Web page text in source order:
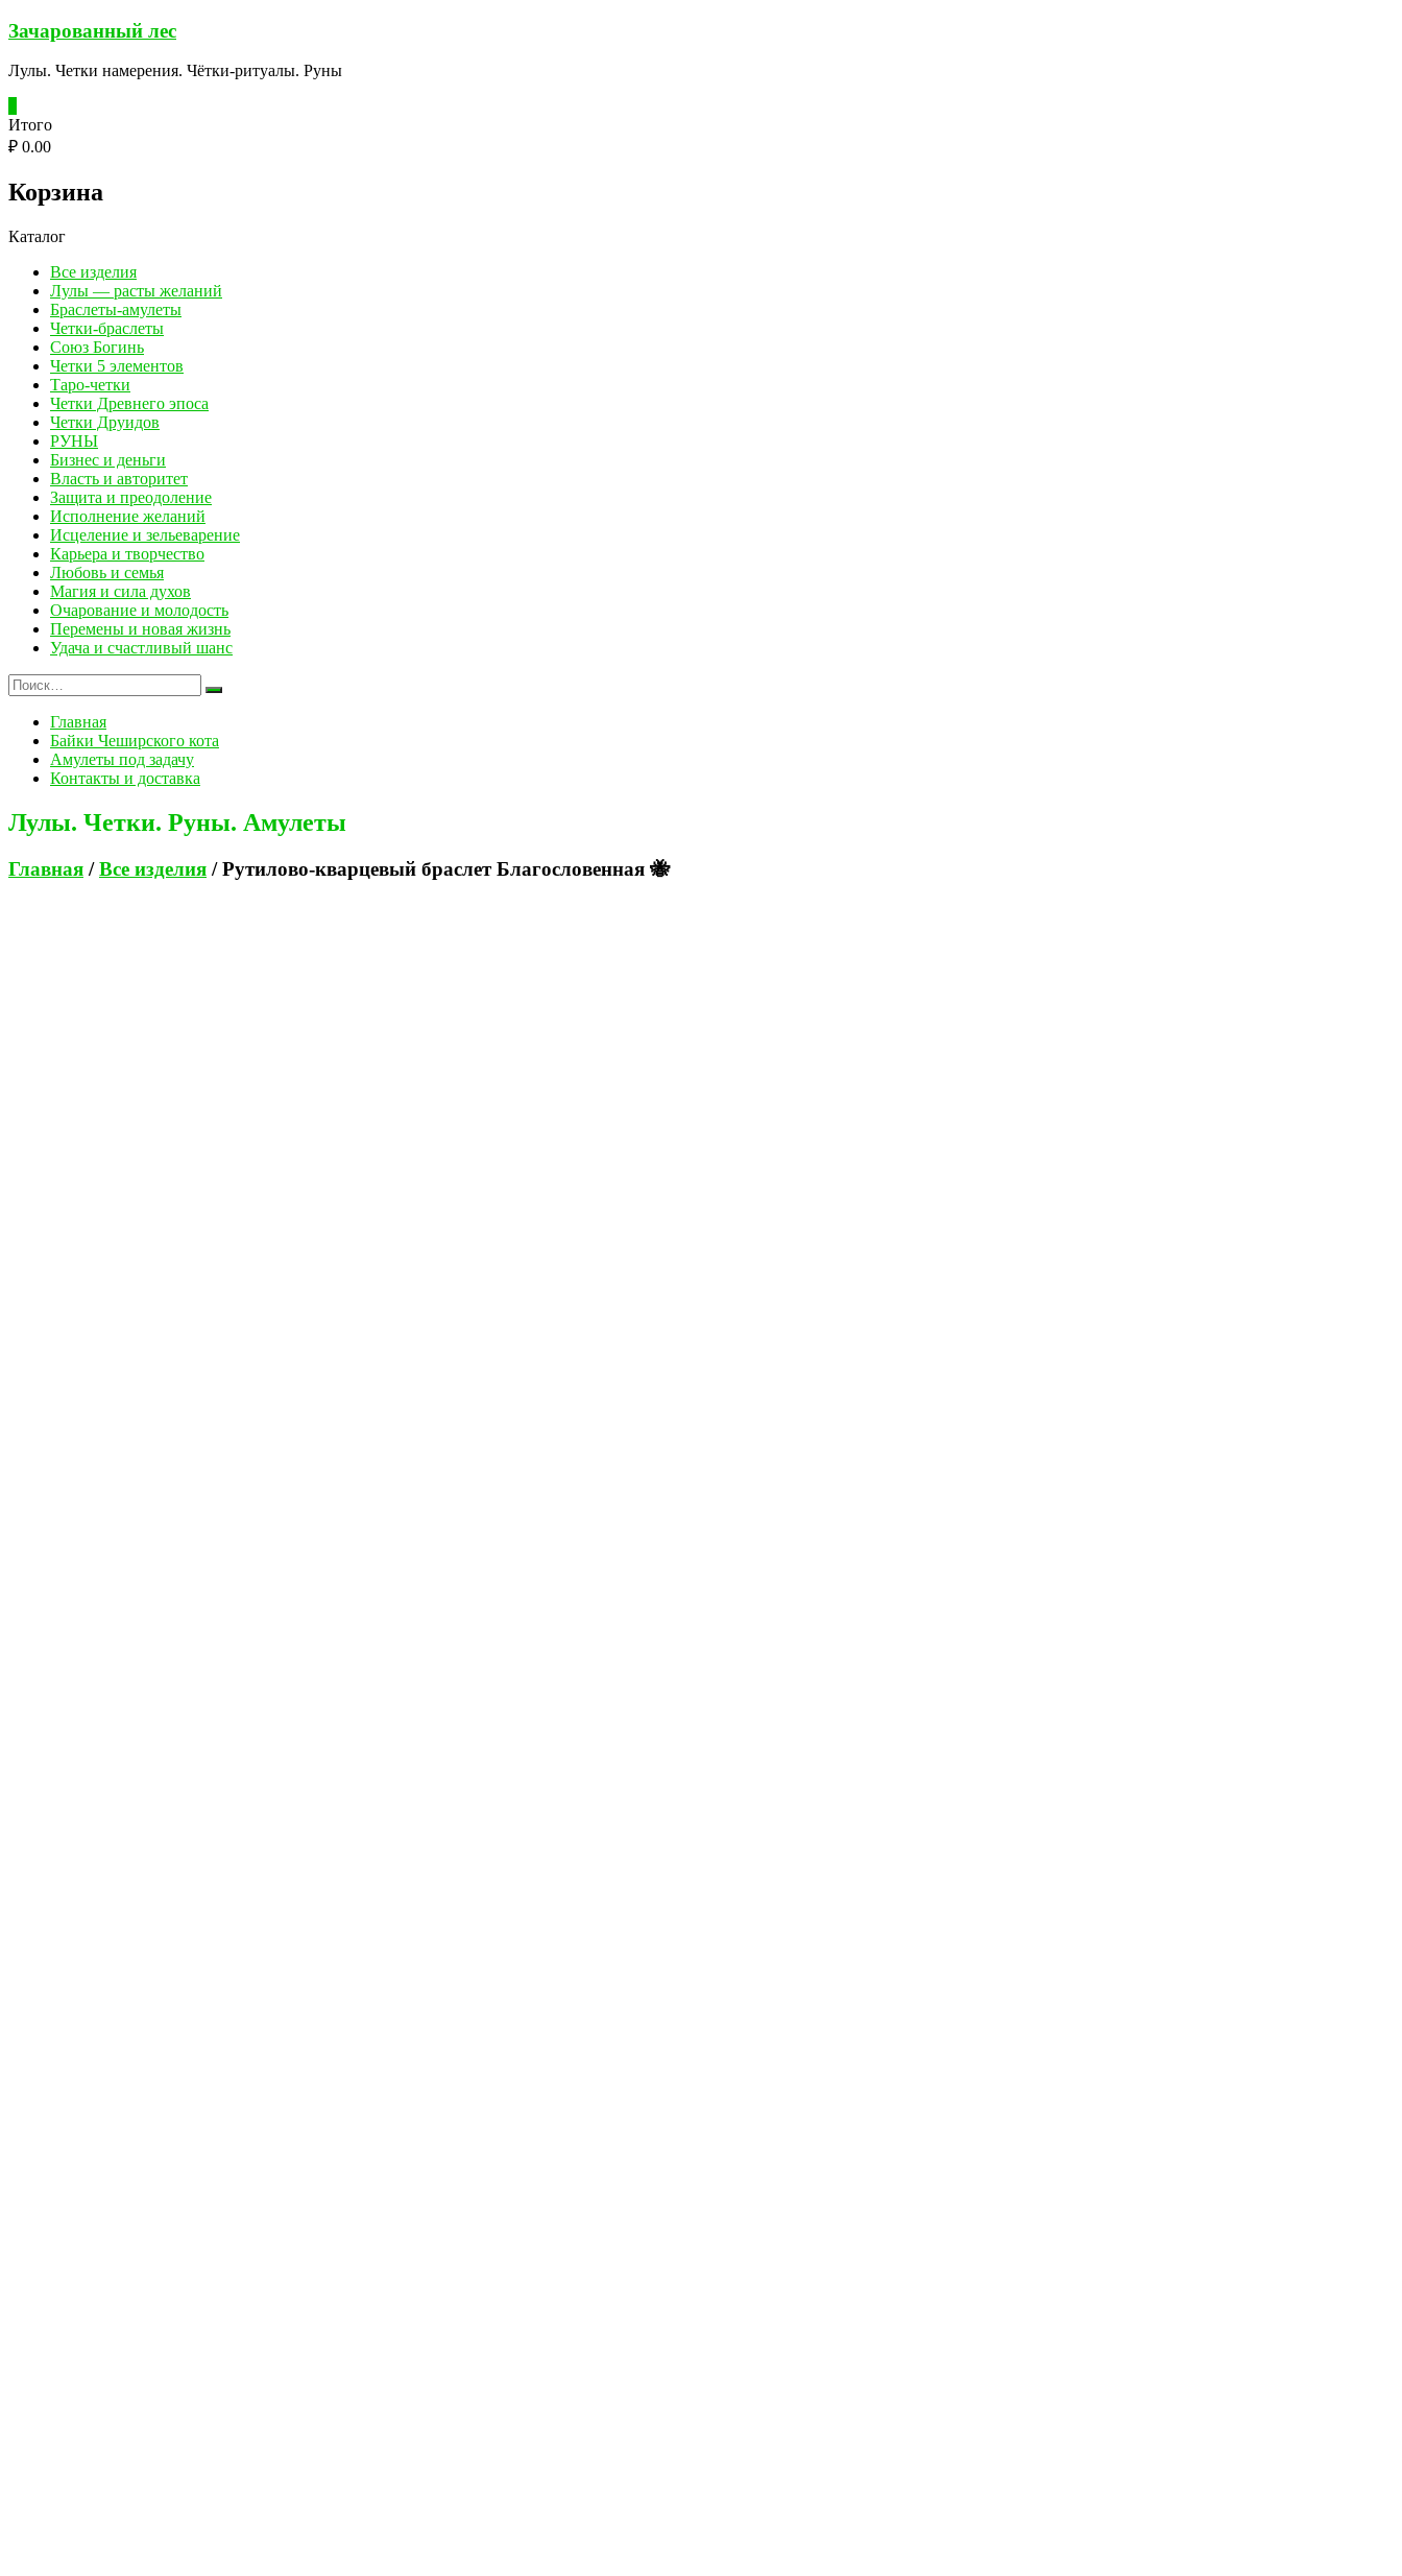
Перейти
содержимому
Зачарованный лес
Лулы. Четки намерения. Чётки-ритуалы. Руны
Итого
₽ 0.00
Корзина
Каталог
Все изделия
Лулы — расты желаний
Браслеты-амулеты
Четки-браслеты
Союз Богинь
Четки 5 элементов
Таро-четки
Четки Древнего эпоса
Четки Друидов
РУНЫ
Бизнес и деньги
Власть и авторитет
Защита и преодоление
Исполнение желаний
Исцеление и зельеварение
Карьера и творчество
Любовь и семья
Магия и сила духов
Очарование и молодость
Перемены и новая жизнь
Удача и счастливый шанс
Главная
Байки Чеширского кота
Амулеты под задачу
Контакты и доставка
Лулы. Четки. Руны. Амулеты
Главная /Все изделия / Рутилово-кварцевый браслет Благословенная 🐝